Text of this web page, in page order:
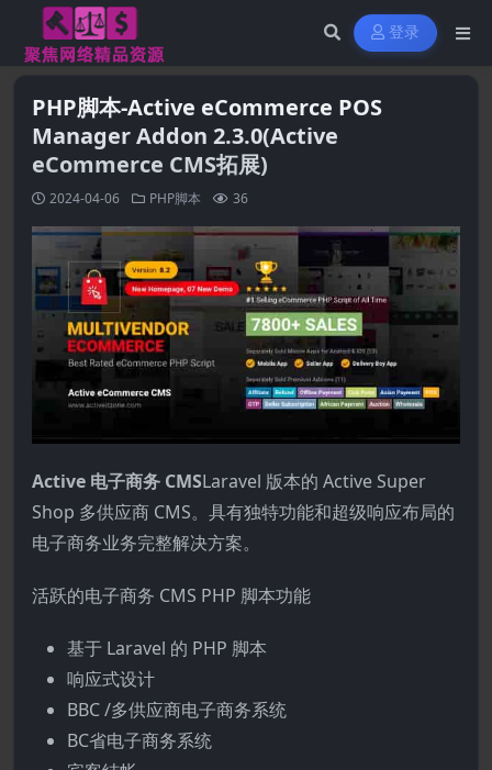
登录
PHP脚本-Active eCommerce POS
Manager Addon 2.3.0(Active
eCommerce CMS拓展)
2024-04-06 PHP脚本 36
Active 电子商务 CMSLaravel 版本的 Active Super
Shop 多供应商 CMS。具有独特功能和超级响应布局的
电子商务业务完整解决方案。
活跃的电子商务 CMS PHP 脚本功能
基于 Laravel 的 PHP 脚本
响应式设计
BBC /多供应商电子商务系统
BC省电子商务系统